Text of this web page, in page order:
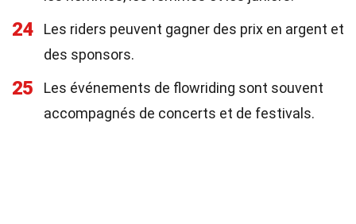
24
Les riders peuvent gagner des prix en argent et
des sponsors.
25
Les événements de flowriding sont souvent
accompagnés de concerts et de festivals.